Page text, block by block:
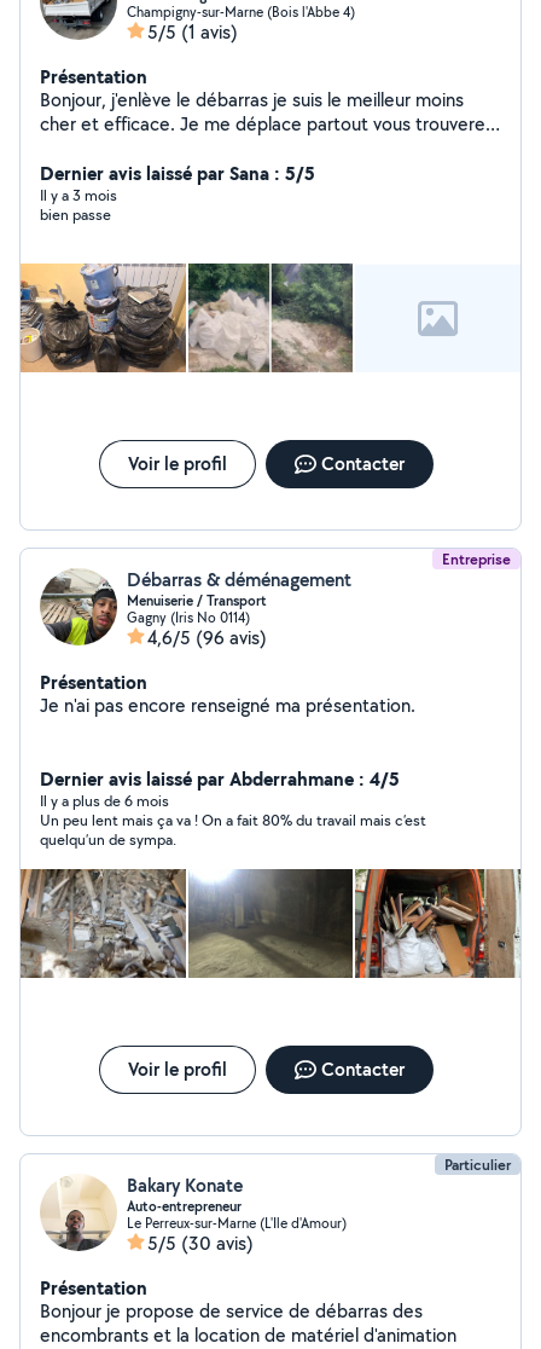
Champigny-sur-Marne (Bois l'Abbe 4)
5/5 (1 avis)
Présentation
Bonjour, j'enlève le débarras je suis le meilleur moins
cher et efficace. Je me déplace partout vous trouverez
toute urgence si vous avez besoin de à la fin du travail
merci je peux me déplacer avec vous à la déchetterie
ou sinon j'amène tout chez moi la benne Amener le
moi. Appelez-moi. À très vite. Merci
Dernier avis laissé par Sana : 5/5
Il y a 3 mois
bien passe
Voir le profil Contacter
Entreprise
Débarras & déménagement
Menuiserie / Transport
Gagny (Iris No 0114)
4,6/5 (96 avis)
Présentation
Je n'ai pas encore renseigné ma présentation.
Dernier avis laissé par Abderrahmane : 4/5
Il y a plus de 6 mois
Un peu lent mais ça va ! On a fait 80% du travail mais c’est
quelqu’un de sympa.
Voir le profil Contacter
Particulier
Bakary Konate
Auto-entrepreneur
Le Perreux-sur-Marne (L'Ile d'Amour)
5/5 (30 avis)
Présentation
Bonjour je propose de service de débarras des
encombrants et la location de matériel d'animation